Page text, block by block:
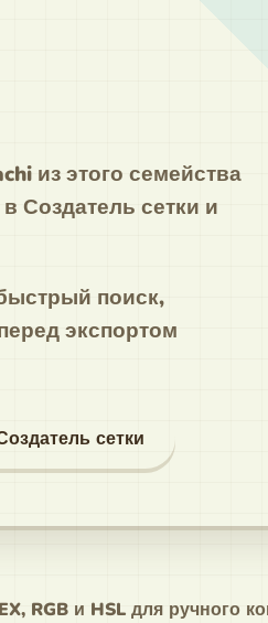
из этого семейства
Создатель сетки и
поиск,
экспортом
сетки
RGB и HSL для ручного